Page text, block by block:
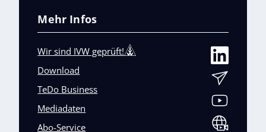
Mehr Infos
Wir sind IVW geprüft!
Download
TeDo Business
Mediadaten
Abo-Service